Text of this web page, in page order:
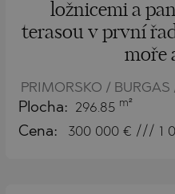
ložnicemi a
terasou v první
moře
PRIMORSKO /
Plocha: 296.85 m²
Cena: 300 000€ /// 1